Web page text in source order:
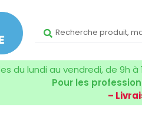
du lundi au vendredi, de 9h à
Pour les
–